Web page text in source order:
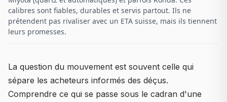
calibres sont fiables, durables et servis partout. Ils ne
prétendent pas rivaliser avec un ETA suisse, mais ils tiennent
leurs promesses.
La question du mouvement est souvent celle qui
sépare les acheteurs informés des déçus.
Comprendre ce qui se passe sous le cadran d'une